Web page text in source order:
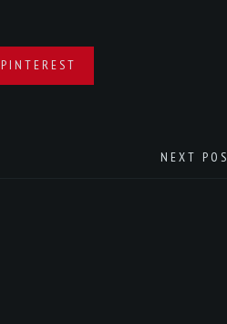
PINTEREST
NEXT